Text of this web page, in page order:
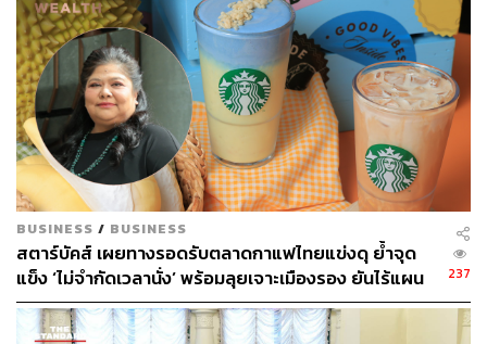
BUSINESS / BUSINESS
สตาร์บัคส์ เผยทางรอดรับตลาดกาแฟไทยแข่งดุ ย้ำจุด
แข็ง ‘ไม่จำกัดเวลานั่ง’ พร้อมลุยเจาะเมืองรอง ยันไร้แผน
ขึ้นราคาปีนี้
237